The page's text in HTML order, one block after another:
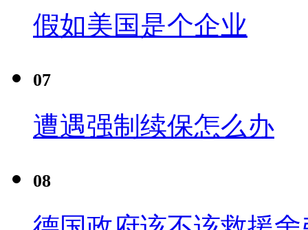
假如美国是个企业
07
遭遇强制续保怎么办
08